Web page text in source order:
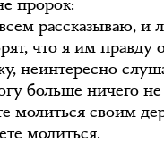
пророк:
рассказываю, и
что я им правду
неинтересно
больше ничего не
молиться своим
молиться.